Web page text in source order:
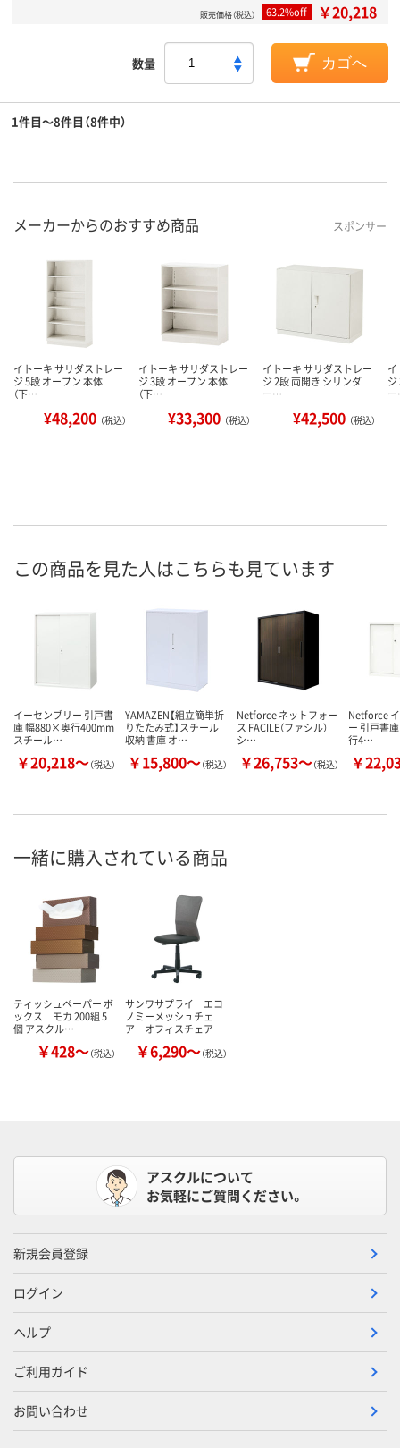
販売価格（税込） 63.2%off ￥20,218
数量 カゴへ
1件目～8件目（8件中）
メーカーからのおすすめ商品 スポンサー
イトーキ サリダストレー
ジ 5段 オープン 本体
（下…
¥48,200 （税込）
イトーキ サリダストレー
ジ 3段 オープン 本体
（下…
¥33,300 （税込）
イトーキ サリダストレー
ジ 2段 両開き シリンダ
ー…
¥42,500 （税込）
この商品を見た人はこちらも見ています
イーセンブリー 引戸書
庫 幅880×奥行400mm
スチール…
￥20,218～（税込）
YAMAZEN【組立簡単折
りたたみ式】スチール
収納 書庫 オ…
￥15,800～（税込）
Netforce ネットフォー
ス FACILE（ファシル）
シ…
￥26,753～（税込）
Netforce
ー 引戸書
行4…
￥
一緒に購入されている商品
ティッシュペーパー ボ
ックス モカ 200組 5
個 アスクル…
￥428～（税込）
サンワサプライ エコ
ノミーメッシュチェ
ア オフィスチェア
￥6,290～（税込）
アスクルについて
お気軽にご質問ください。
新規会員登録
ログイン
ヘルプ
ご利用ガイド
お問い合わせ